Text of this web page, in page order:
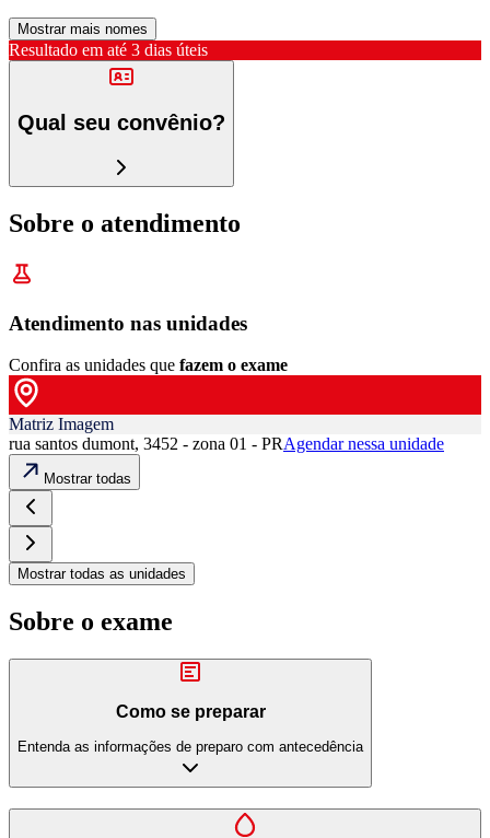
Mostrar mais nomes
Resultado em até 3 dias úteis
Qual seu convênio?
Sobre o atendimento
Atendimento nas unidades
Confira as unidades que fazem o exame
Matriz Imagem
rua santos dumont, 3452 - zona 01 - PRAgendar nessa unidade
Mostrar todas
Mostrar todas as unidades
Sobre o exame
Como se preparar
Entenda as informações de preparo com antecedência